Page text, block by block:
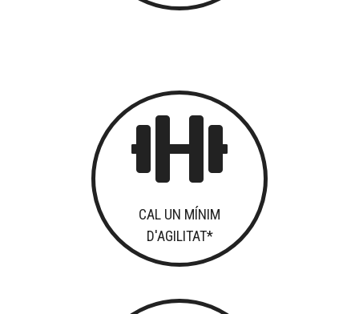

CAL UN MÍNIM
D'AGILITAT*